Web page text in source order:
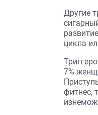
Другие
цикла
7%
фитнес,